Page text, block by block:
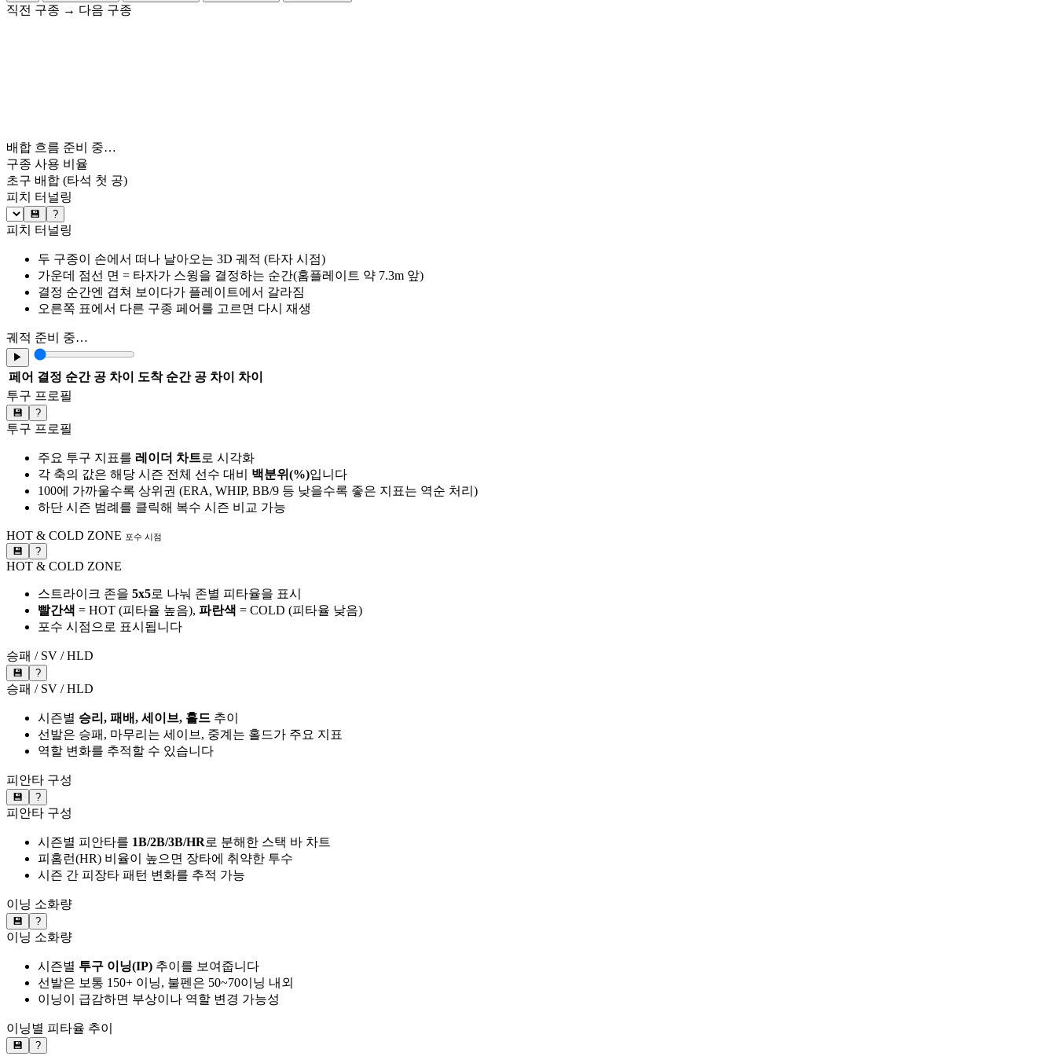
직전 구종 → 다음 구종
배합 흐름 준비 중…
구종 사용 비율
초구 배합 (타석 첫 공)
피치 터널링
💾 ?
피치 터널링
두 구종이 손에서 떠나 날아오는 3D 궤적 (타자 시점)
가운데 점선 면 = 타자가 스윙을 결정하는 순간(홈플레이트 약 7.3m 앞)
결정 순간엔 겹쳐 보이다가 플레이트에서 갈라짐
오른쪽 표에서 다른 구종 페어를 고르면 다시 재생
궤적 준비 중…
▶
페어 결정 순간 공 차이 도착 순간 공 차이
차이
투구 프로필
💾 ?
투구 프로필
주요 투구 지표를 레이더 차트로 시각화
각 축의 값은 해당 시즌 전체 선수 대비 백분위(%)입니다
100에 가까울수록 상위권 (ERA, WHIP, BB/9 등 낮을수록 좋은 지표는 역순 처리)
하단 시즌 범례를 클릭해 복수 시즌 비교 가능
HOT & COLD ZONE 포수 시점
💾 ?
HOT & COLD ZONE
스트라이크 존을 5x5로 나눠 존별 피타율을 표시
빨간색 = HOT (피타율 높음), 파란색 = COLD (피타율 낮음)
포수 시점으로 표시됩니다
승패 / SV / HLD
💾 ?
승패 / SV / HLD
시즌별 승리, 패배, 세이브, 홀드 추이
선발은 승패, 마무리는 세이브, 중계는 홀드가 주요 지표
역할 변화를 추적할 수 있습니다
피안타 구성
💾 ?
피안타 구성
시즌별 피안타를 1B/2B/3B/HR로 분해한 스택 바 차트
피홈런(HR) 비율이 높으면 장타에 취약한 투수
시즌 간 피장타 패턴 변화를 추적 가능
이닝 소화량
💾 ?
이닝 소화량
시즌별 투구 이닝(IP) 추이를 보여줍니다
선발은 보통 150+ 이닝, 불펜은 50~70이닝 내외
이닝이 급감하면 부상이나 역할 변경 가능성
이닝별 피타율 추이
💾 ?